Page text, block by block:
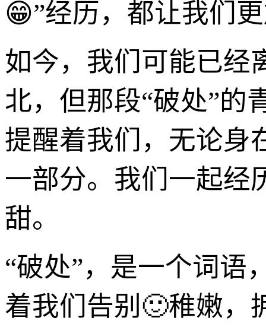
😁”经历，都让我们
如今，我们可能已经
北，但那段“破处”的
提醒着我们，无论身
一部分。我们一起经
甜。
“破处”，是一个词语
着我们告别🙂稚嫩，